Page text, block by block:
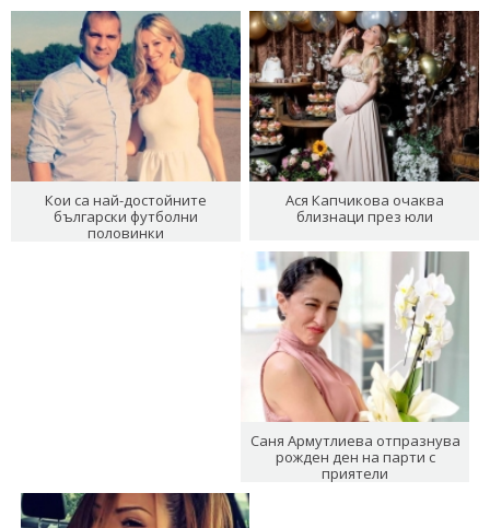
Кои са най-достойните
български футболни
половинки
Ася Капчикова очаква
близнаци през юли
Саня Армутлиева отпразнува
рожден ден на парти с
приятели